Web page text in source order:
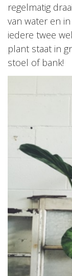
regelmatig
van water en
iedere twee
plant staat in
stoel of bank!